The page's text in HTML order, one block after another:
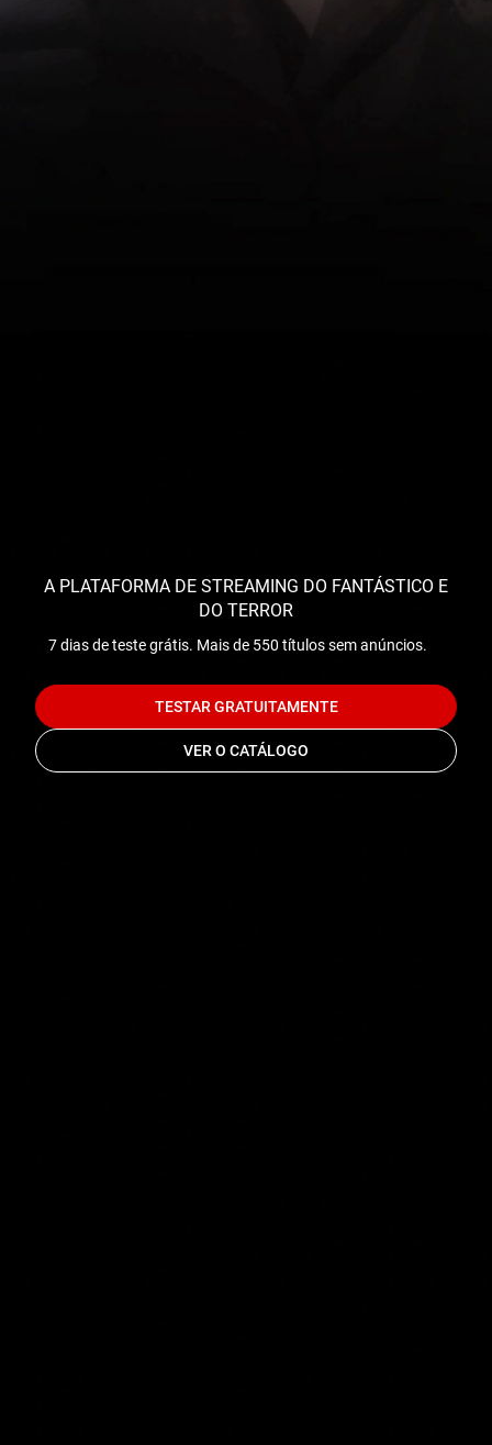
A PLATAFORMA DE STREAMING DO FANTÁSTICO E
DO TERROR
7 dias de teste grátis. Mais de 550 títulos sem anúncios.
TESTAR GRATUITAMENTE
VER O CATÁLOGO